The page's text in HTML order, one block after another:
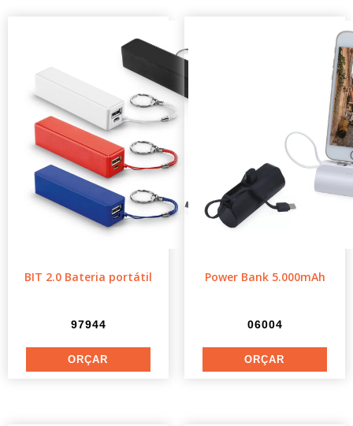
BIT 2.0 Bateria portátil
97944
Power Bank 5.000mAh
06004